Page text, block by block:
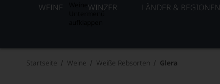
WEINE WINZER LÄNDER & REGIONEN
Startseite Weine Weiße Rebsorten Glera